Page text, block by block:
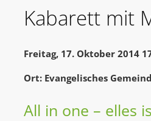
Kabarett mit
Freitag, 17. Oktober 2014
Ort: Evangelisches
All in one – elles